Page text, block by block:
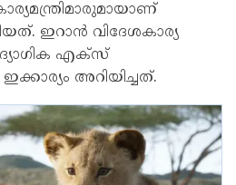
ഇറാൻ വിദേശകാര്യ
എക്സ്
അറിയിച്ചത്.